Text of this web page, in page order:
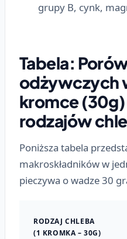
grupy B, cynk,
Tabela:
odżywczych
kromce
rodzajów
Poniższa tabela
makroskładników w
pieczywa o wadze 30
RODZAJ CHLEBA
(1 KROMKA – 30G)